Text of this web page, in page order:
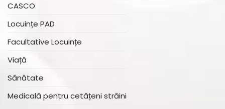
CASCO
Locuințe PAD
Facultative Locuințe
Viață
Sănătate
Medicală pentru cetățeni străini